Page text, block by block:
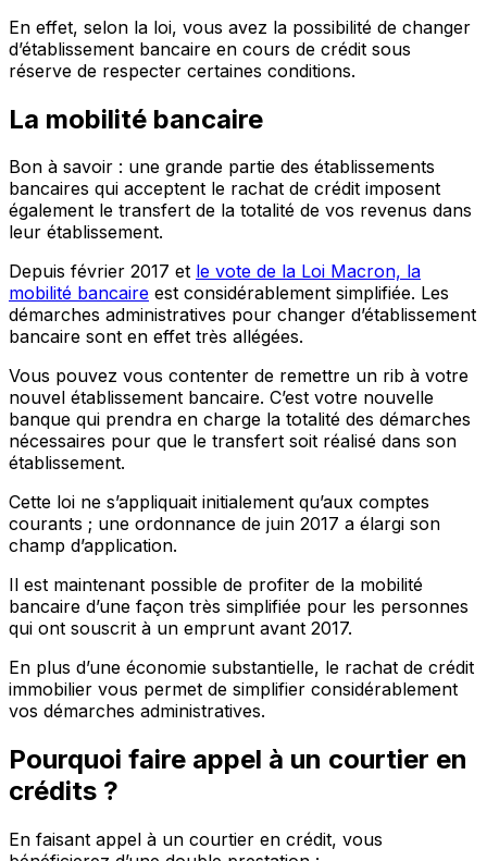
En effet, selon la loi, vous avez la possibilité de changer
d’établissement bancaire en cours de crédit sous
réserve de respecter certaines conditions.
La mobilité bancaire
Bon à savoir : une grande partie des établissements
bancaires qui acceptent le rachat de crédit imposent
également le transfert de la totalité de vos revenus dans
leur établissement.
Depuis février 2017 et le vote de la Loi Macron, la
mobilité bancaire est considérablement simplifiée. Les
démarches administratives pour changer d’établissement
bancaire sont en effet très allégées.
Vous pouvez vous contenter de remettre un rib à votre
nouvel établissement bancaire. C’est votre nouvelle
banque qui prendra en charge la totalité des démarches
nécessaires pour que le transfert soit réalisé dans son
établissement.
Cette loi ne s’appliquait initialement qu’aux comptes
courants ; une ordonnance de juin 2017 a élargi son
champ d’application.
Il est maintenant possible de profiter de la mobilité
bancaire d’une façon très simplifiée pour les personnes
qui ont souscrit à un emprunt avant 2017.
En plus d’une économie substantielle, le rachat de crédit
immobilier vous permet de simplifier considérablement
vos démarches administratives.
Pourquoi faire appel à un courtier en
crédits ?
En faisant appel à un courtier en crédit, vous